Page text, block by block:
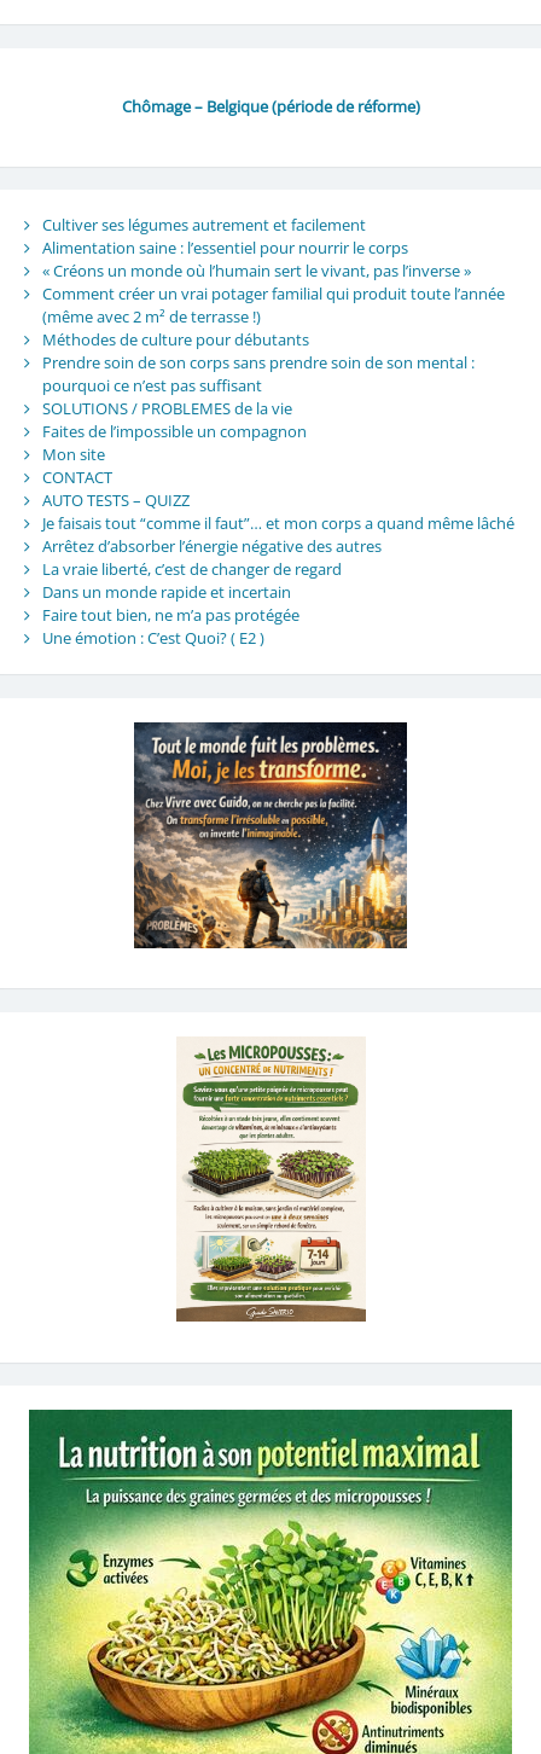
Chômage – Belgique (période de réforme)
Cultiver ses légumes autrement et facilement
Alimentation saine : l’essentiel pour nourrir le corps
« Créons un monde où l’humain sert le vivant, pas l’inverse »
Comment créer un vrai potager familial qui produit toute l’année
(même avec 2 m² de terrasse !)
Méthodes de culture pour débutants
Prendre soin de son corps sans prendre soin de son mental :
pourquoi ce n’est pas suffisant
SOLUTIONS / PROBLEMES de la vie
Faites de l’impossible un compagnon
Mon site
CONTACT
AUTO TESTS – QUIZZ
Je faisais tout “comme il faut”… et mon corps a quand même lâché
Arrêtez d’absorber l’énergie négative des autres
La vraie liberté, c’est de changer de regard
Dans un monde rapide et incertain
Faire tout bien, ne m’a pas protégée
Une émotion : C’est Quoi? ( E2 )